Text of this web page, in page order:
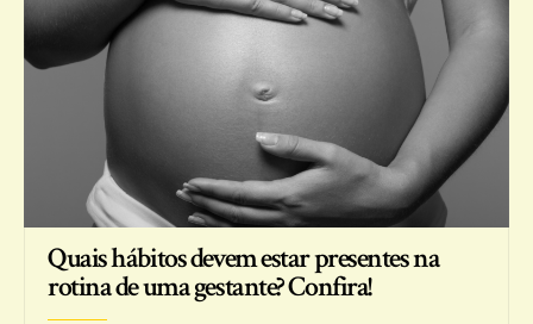
Quais hábitos devem estar presentes na
rotina de uma gestante? Confira!